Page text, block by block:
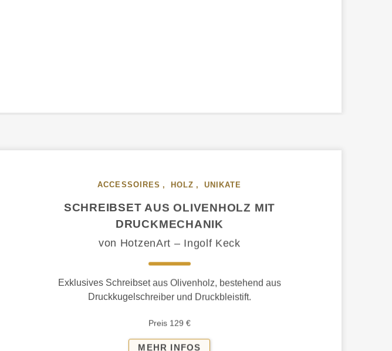
ACCESSOIRES , HOLZ , UNIKATE
SCHREIBSET AUS OLIVENHOLZ MIT
DRUCKMECHANIK
von HotzenArt – Ingolf Keck
Exklusives Schreibset aus Olivenholz, bestehend aus
Druckkugelschreiber und Druckbleistift.
Preis 129 €
MEHR INFOS